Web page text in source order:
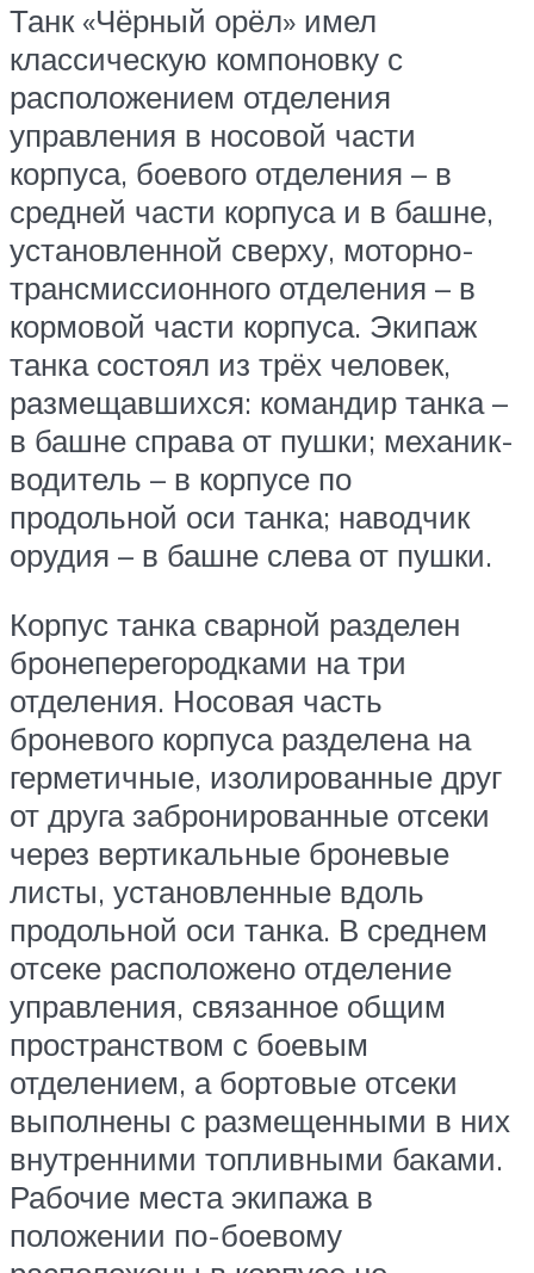
Танк «Чёрный орёл» имел
классическую компоновку с
расположением отделения
управления в носовой части
корпуса, боевого отделения – в
средней части корпуса и в башне,
установленной сверху, моторно-
трансмиссионного отделения – в
кормовой части корпуса. Экипаж
танка состоял из трёх человек,
размещавшихся: командир танка –
в башне справа от пушки; механик-
водитель – в корпусе по
продольной оси танка; наводчик
орудия – в башне слева от пушки.
Корпус танка сварной разделен
бронеперегородками на три
отделения. Носовая часть
броневого корпуса разделена на
герметичные, изолированные друг
от друга забронированные отсеки
через вертикальные броневые
листы, установленные вдоль
продольной оси танка. В среднем
отсеке расположено отделение
управления, связанное общим
пространством с боевым
отделением, а бортовые отсеки
выполнены с размещенными в них
внутренними топливными баками.
Рабочие места экипажа в
положении по-боевому